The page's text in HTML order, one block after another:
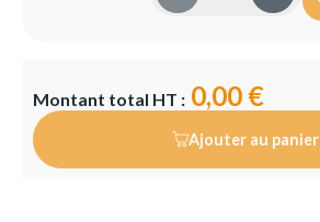
Montant total HT : 0,00 €
Ajouter au panier